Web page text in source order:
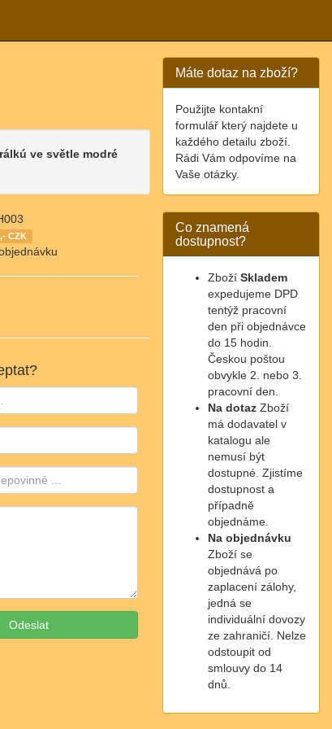
ve světle modré
CZK
Máte dotaz na zboží?
Použijte kontakní
formulář který najdete u
každého detailu zboží.
Rádi Vám odpovíme na
Vaše otázky.
Co znamená
dostupnost?
Zboží Skladem
expedujeme DPD
tentýž pracovní
den při objednávce
do 15 hodin.
Českou poštou
obvykle 2. nebo 3.
pracovní den.
Na dotaz Zboží
má dodavatel v
katalogu ale
nemusí být
dostupné. Zjistíme
dostupnost a
případně
objednáme.
Na objednávku
Zboží se
objednává po
zaplacení zálohy,
jedná se
individuální dovozy
ze zahraničí. Nelze
odstoupit od
smlouvy do 14
dnů.